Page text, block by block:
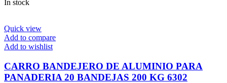
In stock
Quick view
Add to compare
Add to wishlist
CARRO BANDEJERO DE ALUMINIO PARA
PANADERIA 20 BANDEJAS 200 KG 6302